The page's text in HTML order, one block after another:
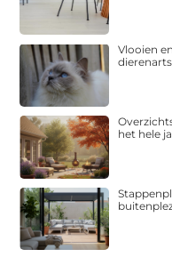
Vlooien
dierenarts
het hele